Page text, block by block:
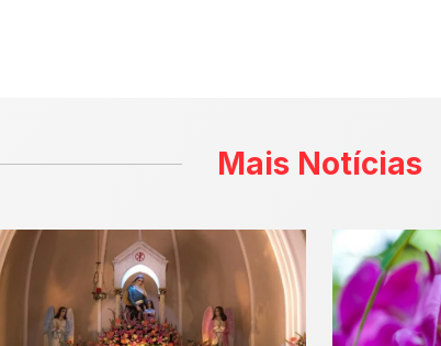
Mais Notícias